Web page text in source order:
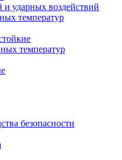
ударных воздействий
температур
температур
безопасности